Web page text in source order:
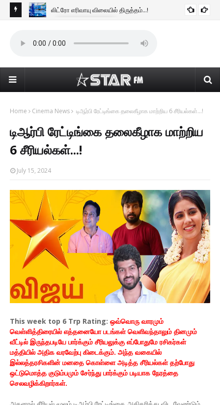
லிட்ரோ எரிவாயு விலையில் திருத்தம்...!
Home Cinema News டிஆர்பி ரேட்டிங்கை தலைகீழாக மாற்றிய 6 சீரியல்கள்...!
டிஆர்பி ரேட்டிங்கை தலைகீழாக மாற்றிய
6 சீரியல்கள்...!
July 15, 2024
This week top 6 Trp Rating: ஒவ்வொரு வாரமும்
வெள்ளித்திரையில் எத்தனையோ படங்கள் வெளிவந்தாலும் தினமும்
வீட்டில் இருந்தபடியே பார்க்கும் சீரியலுக்கு எப்போதுமே ரசிகர்கள்
மத்தியில் அதிக வரவேற்பு கிடைக்கும். அந்த வகையில்
இல்லத்தரசிகளின் மனதை கொள்ளை அடித்த சீரியல்கள் தற்போது
ஒட்டுமொத்த குடும்பமும் சேர்ந்து பார்க்கும் படியாக நேரத்தை
செலவழிக்கிறார்கள்.